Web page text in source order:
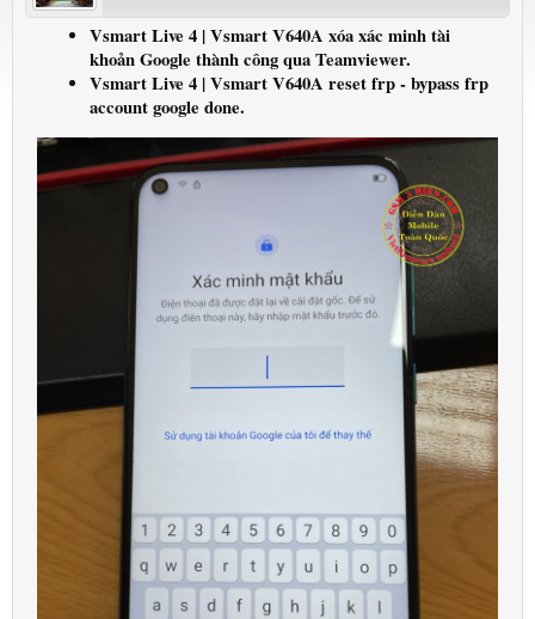
Vsmart Live 4 | Vsmart V640A xóa xác minh tài
khoản Google thành công qua Teamviewer.
Vsmart Live 4 | Vsmart V640A reset frp - bypass frp
account google done.